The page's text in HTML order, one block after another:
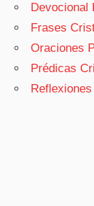
Devocional
Frases
Oraciones
Prédicas